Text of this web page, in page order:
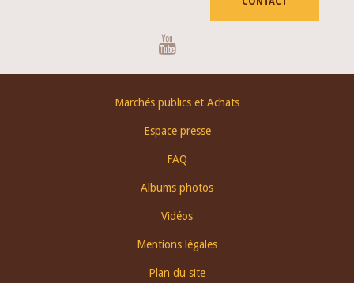
Marchés publics et Achats
Espace presse
FAQ
Albums photos
Vidéos
Mentions légales
Plan du site